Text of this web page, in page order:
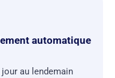
automatique
au lendemain